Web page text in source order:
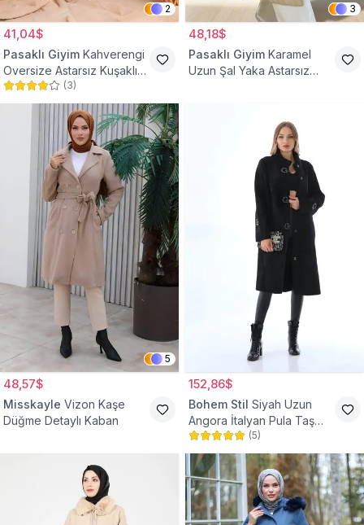
2
41,04$
Pasaklı Giyim Kahverengi
Oversize Astarsız Kuşaklı
Tesettür Kaban
(3)
3
48,18$
Pasaklı Giyim Karamel
Uzun Şal Yaka Astarsız
5
48,57$
Misskayle Vizon Kaşe
Düğme Detaylı Kaban
152,86$
Bohem Stil Siyah Uzun
Angora İtalyan Pula Taş
Detaylı Tesettür Kaban
(5)